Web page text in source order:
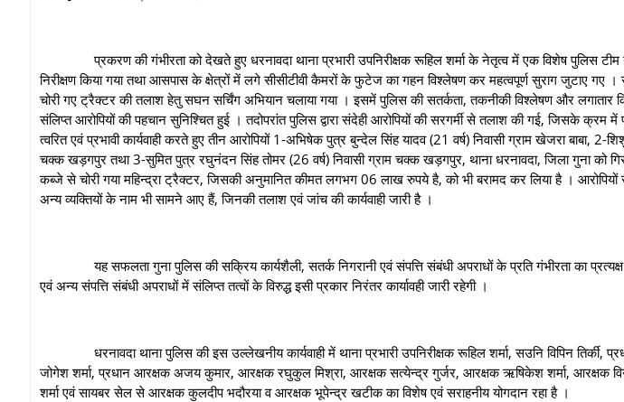
प्रकरण की गंभीरता को देखते हुए धरनावदा थाना प्रभारी उपनिरीक्षक रूहिल शर्मा के नेतृत्व में एक विशेष पुलिस टीम
निरीक्षण किया गया तथा आसपास के क्षेत्रों में लगे सीसीटीवी कैमरों के फुटेज का गहन विश्लेषण कर महत्वपूर्ण सुराग जुटाए गए
चोरी गए ट्रैक्टर की तलाश हेतु सघन सर्चिंग अभियान चलाया गया । इसमें पुलिस की सतर्कता, तकनीकी विश्लेषण और लगातार
संलिप्त आरोपियों की पहचान सुनिश्चित हुई । तदोपरांत पुलिस द्वारा संदेही आरोपियों की सरगर्मी से तलाश की गई, जिसके क्रम
त्वरित एवं प्रभावी कार्यवाही करते हुए तीन आरोपियों 1-अभिषेक पुत्र बुन्देल सिंह यादव (21 वर्ष) निवासी ग्राम खेजरा बाबा, 2-
चक्क खड़गपुर तथा 3-सुमित पुत्र रघुनंदन सिंह तोमर (26 वर्ष) निवासी ग्राम चक्क खड़गपुर, थाना धरनावदा, जिला गुना को
कब्जे से चोरी गया महिन्द्रा ट्रैक्टर, जिसकी अनुमानित कीमत लगभग 06 लाख रुपये है, को भी बरामद कर लिया है । आरोपियों
अन्य व्यक्तियों के नाम भी सामने आए हैं, जिनकी तलाश एवं जांच की कार्यवाही जारी है ।
यह सफलता गुना पुलिस की सक्रिय कार्यशैली, सतर्क निगरानी एवं संपत्ति संबंधी अपराधों के प्रति गंभीरता का प्रत्यक्ष
एवं अन्य संपत्ति संबंधी अपराधों में संलिप्त तत्वों के विरुद्ध इसी प्रकार निरंतर कार्यावही जारी रहेगी ।
धरनावदा थाना पुलिस की इस उल्लेखनीय कार्यवाही में थाना प्रभारी उपनिरीक्षक रूहिल शर्मा, सउनि विपिन तिर्की,
जोगेश शर्मा, प्रधान आरक्षक अजय कुमार, आरक्षक रघुकुल मिश्रा, आरक्षक सत्येन्द्र गुर्जर, आरक्षक ऋषिकेश शर्मा, आरक्षक
शर्मा एवं सायबर सेल से आरक्षक कुलदीप भदौरया व आरक्षक भूपेन्द्र खटीक का विशेष एवं सराहनीय योगदान रहा है ।